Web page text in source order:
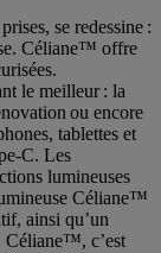
se redessine :
Céliane™ offre
le meilleur : la
ou encore
tablettes et
C. Les
lumineuses
Céliane™
ainsi qu’un
Céliane™, c’est